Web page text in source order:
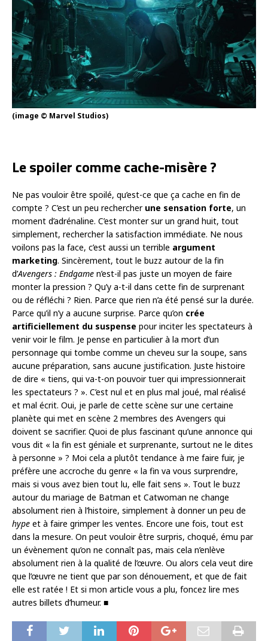
(image © Marvel Studios)
Le spoiler comme cache-misère ?
Ne pas vouloir être spoilé, qu’est-ce que ça cache en fin de
compte ? C’est un peu rechercher une sensation forte, un
moment d’adrénaline. C’est monter sur un grand huit, tout
simplement, rechercher la satisfaction immédiate. Ne nous
voilons pas la face, c’est aussi un terrible argument
marketing. Sincèrement, tout le buzz autour de la fin
d’Avengers : Endgame n’est-il pas juste un moyen de faire
monter la pression ? Qu’y a-t-il dans cette fin de surprenant
ou de réfléchi ? Rien. Parce que rien n’a été pensé sur la durée.
Parce qu’il n’y a aucune surprise. Parce qu’on crée
artificiellement du suspense pour inciter les spectateurs à
venir voir le film. Je pense en particulier à la mort d’un
personnage qui tombe comme un cheveu sur la soupe, sans
aucune préparation, sans aucune justification. Juste histoire
de dire « tiens, qui va-t-on pouvoir tuer qui impressionnerait
les spectateurs ? ». C’est nul et en plus mal joué, mal réalisé
et mal écrit. Oui, je parle de cette scène sur une certaine
planète qui met en scène 2 membres des Avengers qui
doivent se sacrifier. Quoi de plus fascinant qu’une annonce qui
vous dit « la fin est géniale et surprenante, surtout ne le dites
à personne » ? Moi cela a plutôt tendance à me faire fuir, je
préfère une accroche du genre « la fin va vous surprendre,
mais si vous avez bien tout lu, elle fait sens ». Tout le buzz
autour du mariage de Batman et Catwoman ne change
absolument rien à l’histoire, simplement à donner un peu de
hype et à faire grimper les ventes. Encore une fois, tout est
dans la mesure. On peut vouloir être surpris, choqué, ému par
un évènement qu’on ne connaît pas, mais cela n’enlève
absolument rien à la qualité de l’œuvre. Ou alors cela veut dire
que l’œuvre ne tient que par son dénouement, et que de fait
elle est ratée ! Et si mon article vous a plu, foncez lire mes
autres billets d’humeur. ■